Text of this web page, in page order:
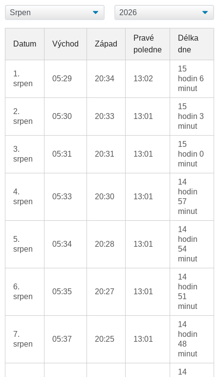
Datum Východ Západ
Pravé
poledne
Délka
dne
1.
srpen
05:29 20:34 13:02
15
hodin 6
minut
2.
srpen
05:30 20:33 13:01
15
hodin 3
minut
3.
srpen
05:31 20:31 13:01
15
hodin 0
minut
4.
srpen
05:33 20:30 13:01
14
hodin
57
minut
5.
srpen
05:34 20:28 13:01
14
hodin
54
minut
6.
srpen
05:35 20:27 13:01
14
hodin
51
minut
7.
srpen
05:37 20:25 13:01
14
hodin
48
minut
14